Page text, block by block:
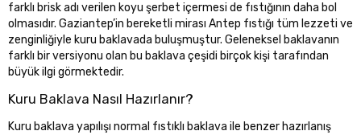
farklı brisk adı verilen koyu şerbet içermesi de fıstığının daha bol
olmasıdır. Gaziantep’in bereketli mirası Antep fıstığı tüm lezzeti ve
zenginliğiyle kuru baklavada buluşmuştur. Geleneksel baklavanın
farklı bir versiyonu olan bu baklava çeşidi birçok kişi tarafından
büyük ilgi görmektedir.
Kuru Baklava Nasıl Hazırlanır?
Kuru baklava yapılışı normal fıstıklı baklava ile benzer hazırlanış